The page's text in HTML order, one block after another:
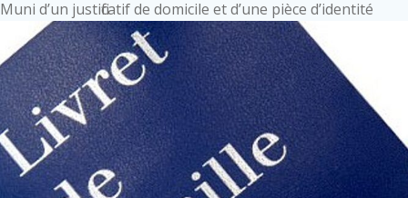
Muni d’un justificatif de domicile et d’une pièce d’identité